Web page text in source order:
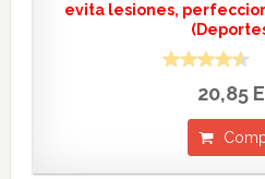
evita lesiones,
20,85